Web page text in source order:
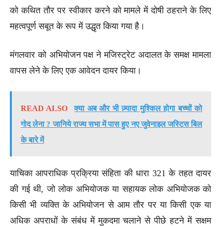
को कथित तौर पर स्वीकार करने को मामले में दोषी ठहराने के लिए
महत्वपूर्ण सबूत के रूप में उद्धृत किया गया है।
मंगलवार को अभियोजन पक्ष ने मजिस्ट्रेट अदालत के समक्ष मामला
वापस लेने के लिए एक आवेदन दायर किया।
READ ALSO
क्या अब और भी ज़्यादा मुश्किल होगा बच्चों को
गोद लेना ? जानिये राज्य सभा में पास हुए नए जुवेनाइल जस्टिस बिल
के बारे में
याचिका आपराधिक प्रक्रिया संहिता की धारा 321 के तहत दायर
की गई थी, जो लोक अभियोजक या सहायक लोक अभियोजक को
किसी भी व्यक्ति के अभियोजन से आम तौर पर या किसी एक या
अधिक अपराधों के संबंध में मुकदमा चलाने से पीछे हटने में सक्षम